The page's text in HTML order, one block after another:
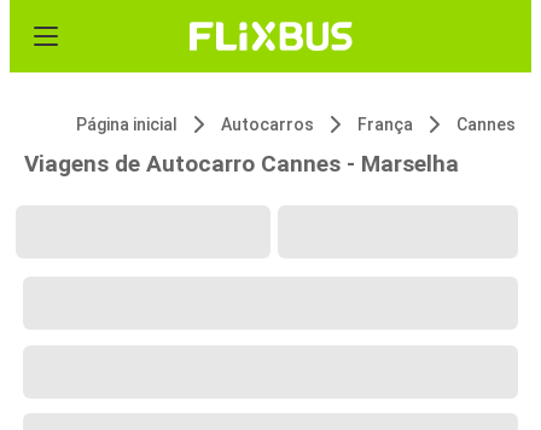
Página inicial Autocarros França Cannes
Viagens de Autocarro Cannes - Marselha